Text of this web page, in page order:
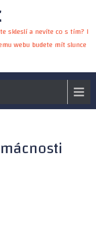
skleslí a nevíte co s tím? I
webu budete mít slunce